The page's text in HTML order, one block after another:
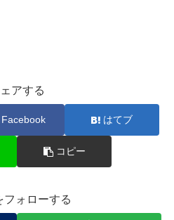
アする
Facebook はてブ
コピー
フォローする